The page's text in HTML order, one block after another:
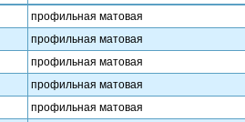
профильная матовая
профильная матовая
профильная матовая
профильная матовая
профильная матовая